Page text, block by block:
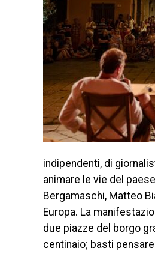
indipendenti, di
animare le vie del
Bergamaschi, Matteo
Europa. La
due piazze del borgo
centinaio; basti pensare